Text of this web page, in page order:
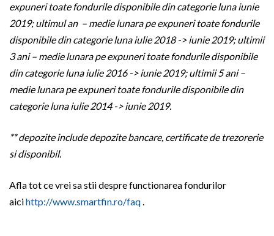
expuneri toate fondurile disponibile din categorie luna iunie
2019; ultimul an – medie lunara pe expuneri toate fondurile
disponibile din categorie luna iulie 2018 -> iunie 2019; ultimii
3 ani – medie lunara pe expuneri toate fondurile disponibile
din categorie luna iulie 2016 -> iunie 2019; ultimii 5 ani –
medie lunara pe expuneri toate fondurile disponibile din
categorie luna iulie 2014 -> iunie 2019.
** depozite include depozite bancare, certificate de trezorerie
si disponibil.
Afla tot ce vrei sa stii despre functionarea fondurilor
aicihttp://www.smartfin.ro/faq.